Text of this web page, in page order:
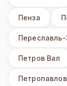
Пенза
Петров Вал